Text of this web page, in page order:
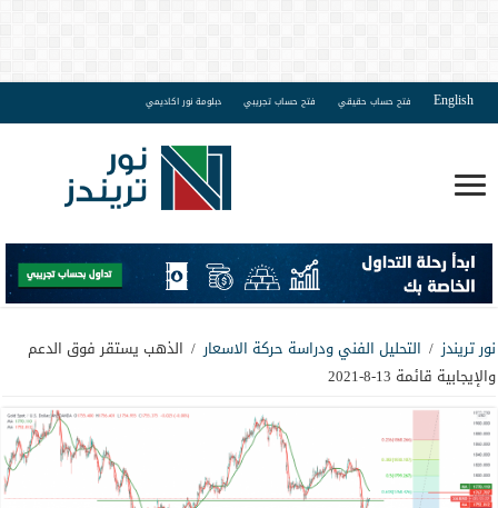
English فتح حساب حقيقي فتح حساب تجريبي دبلومة نور اكاديمي
نور تريندز / التحليل الفني ودراسة حركة الاسعار / الذهب يستقر فوق الدعم
والإيجابية قائمة 13-8-2021